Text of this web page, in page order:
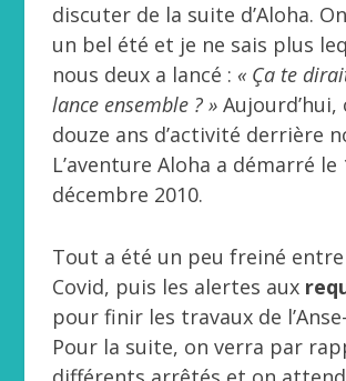
discuter de la suite d’Aloha.
un bel été et je ne sais plus
nous deux a lancé : « Ça te
lance ensemble ? »Aujourd’hui,
douze ans d’activité derrière
L’aventure Aloha a démarré le
décembre 2010.
Tout a été un peu freiné
Covid, puis les alertes aux
pour finir les travaux de
Pour la suite, on verra par